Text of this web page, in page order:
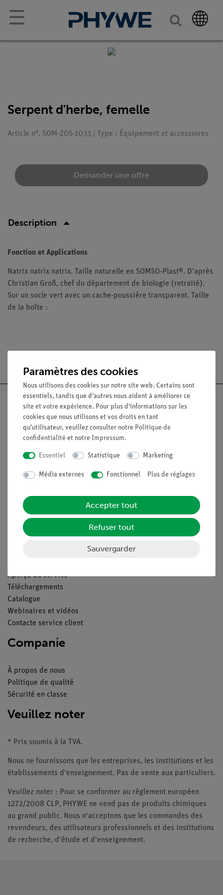
☰
Serpent d'herbe, femelle
Article n°. SOM-ZOS-1033 | Type : Équipement et accessoires
Demander une offre
Description
Fonction et Applications
Natrix natrix natrix. Taille naturelle en SOMSO-Plast®. D'après
Christian Groß, chef du département de biologie (retraité).
Sur un socle vert avec un cache-poussière transparent. Taille
de la boîte :
Nach oben
Légal
Conditions générales de vente
Déclaration de confidentialité
Mentions légales
Aperçu du service
Téléchargements
Catalogue
Webinaires et vidéos
Contacte service client
Companie
À propos de nous
Politique de qualité
Sécurité en classe
Veuillez noter
* Prix soumis à la TVA.
Nous ne fournissons que les entreprises, les institutions et les
établissements d'enseignement. Pas de vente aux particuliers.
Veuillez noter : Pour se conformer au règlement européen
1272/2008 CLP, PHYWE ne vend pas de produits chimiques
au grand public. Nous n'acceptons que les commandes des
revendeurs, des utilisateurs professionnels et des institutions
de recherche, d'étude et d'enseignement.
Paramètres des cookies
Nous utilisons des cookies sur notre site web. Certains sont
essentiels, tandis que d'autres nous aident à améliorer ce
site et votre expérience. Pour plus d'informations sur les
cookies que nous utilisons et vos droits en tant
qu'utilisateur, veuillez consulter notre Politique de
confidentialité et notre Impressum.
Essentiel Statistique Marketing
Média externes Fonctionnel Plus de réglages
Accepter tout
Refuser tout
Sauvergarder